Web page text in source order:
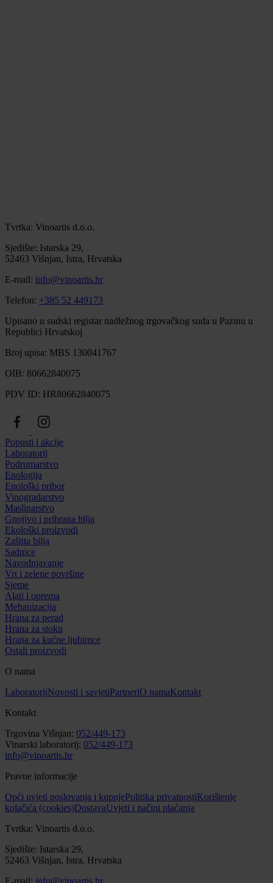
Tvrtka: Vinoartis d.o.o.
Sjedište: Istarska 29,
52463 Višnjan, Istra, Hrvatska
E-mail: info@vinoartis.hr
Telefon: +385 52 449173
Upisano u sudski registar nadležnog trgovačkog suda u Pazinu u
Republici Hrvatskoj
Broj upisa: MBS 130041767
OIB: 80662840075
PDV ID: HR80662840075
Popusti i akcije
Laboratorij
Podrumarstvo
Enologija
Enološki pribor
Vinogradarstvo
Maslinarstvo
Gnojivo i prihrana bilja
Ekološki proizvodi
Zaštita bilja
Sadnice
Navodnjavanje
Vrt i zelene površine
Sjeme
Alati i oprema
Mehanizacija
Hrana za perad
Hrana za stoku
Hrana za kućne ljubimce
Ostali proizvodi
O nama
LaboratorijNovosti i savjetiPartneriO namaKontakt
Kontakt
Trgovina Višnjan: 052/449-173
Vinarski laboratorij: 052/449-173
info@vinoartis.hr
Pravne informacije
Opći uvjeti poslovanja i kupnjePolitika privatnostiKorištenje
kolačića (cookies)DostavaUvjeti i načini plaćanja
Tvrtka: Vinoartis d.o.o.
Sjedište: Istarska 29,
52463 Višnjan, Istra, Hrvatska